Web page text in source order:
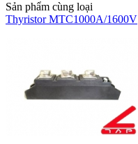
Sản phẩm cùng loại
Thyristor MTC1000A/1600V